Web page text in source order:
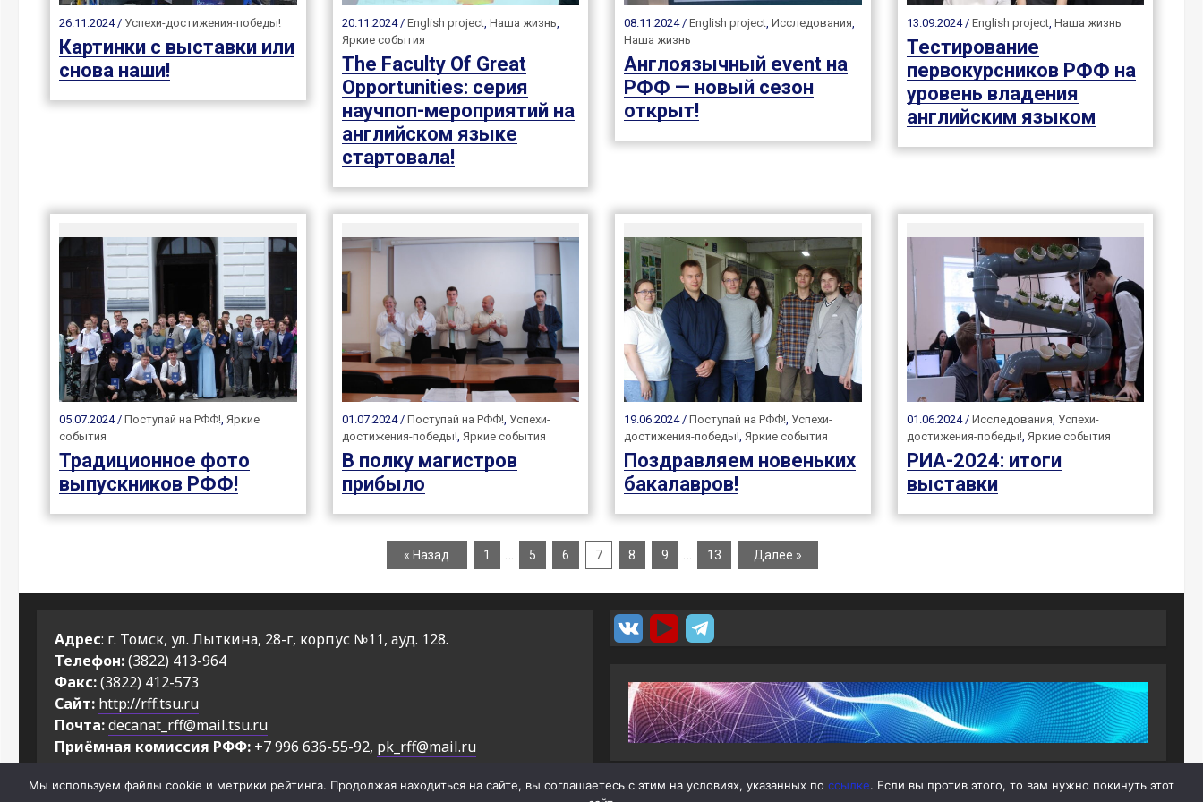
26.11.2024 / Успехи-достижения-победы!
Картинки с выставки или
снова наши!
20.11.2024 / English project, Наша жизнь
Яркие события
The Faculty Of Great
Opportunities: серия
научпоп-мероприятий на
английском языке
стартовала!
08.11.2024 / English project Исследования
Наша жизнь
Англоязычный event на
РФФ — новый сезон
открыт!
13.09.2024 / English project, Наша жизнь
Тестирование
первокурсников РФФ на
уровень владения
английским языком
05.07.2024 / Поступай на РФФ! Яркие
события
Традиционное фото
выпускников РФФ!
01.07.2024 / Поступай на РФФ! Успехи-
достижения-победы! Яркие события
В полку магистров
прибыло
19.06.2024 / Поступай на РФФ! Успехи-
достижения-победы! Яркие события
Поздравляем новеньких
бакалавров!
01.06.2024 / Исследования Успехи-
достижения-победы! Яркие события
РИА-2024: итоги
выставки
« Назад 1 5 6 7 8 9 13 Далее »
Адрес: г. Томск, ул. Лыткина, 28-г, корпус №11, ауд. 128.
Телефон:(3822) 413-964
Факс:(3822) 412-573
Сайт: http://rff.tsu.ru
Почта:decanat_rff@mail.tsu.ru
Приёмная комиссия РФФ: +7 996 636-55-92, pk_rff@mail.ru
Мы используем файлы cookie и метрики рейтинга. Продолжая находиться на сайте, вы соглашаетесь с этим на условиях, указанных по ссылке. Если вы против этого, то вам нужно покинуть этот